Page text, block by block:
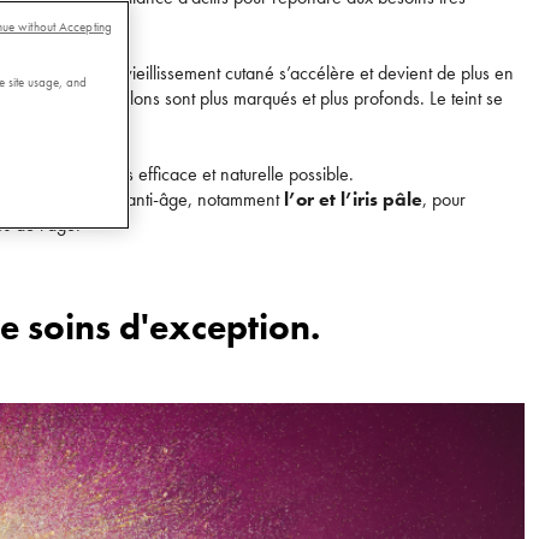
le vieillissement cutané s’accélère et devient de plus en
rides et les sillons sont plus marqués et plus profonds. Le teint se
réponse la plus efficace et naturelle possible.
propose sur l’anti-âge, notammentl’or et l’iris pâle, pour
de l’âge.
soins d'exception.
site usage, and
without Accepting